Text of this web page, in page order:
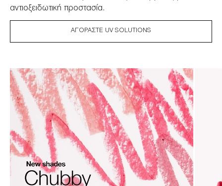
αντιοξειδωτική προστασία.
ΑΓΟΡΆΣΤΕ UV SOLUTIONS